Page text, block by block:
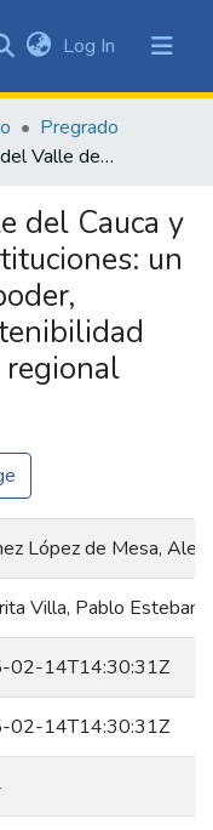
Log In (current)
Pregrado
La élite cañera del Valle del Cauca y su influencia en las instituciones: un estado del arte sobre poder, conflictos sociales, sostenibilidad ambiental y desarrollo regional (1950-2023)
del Cauca y
un
López de Mesa,
Villa, Pablo Esteban
02-14T14:30:31Z
02-14T14:30:31Z